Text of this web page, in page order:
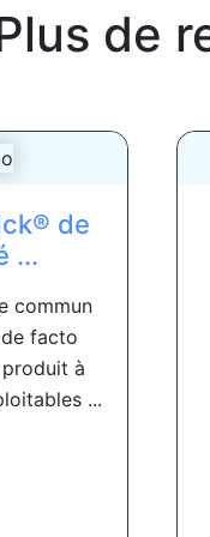
de
de
...
commun
facto
à
...